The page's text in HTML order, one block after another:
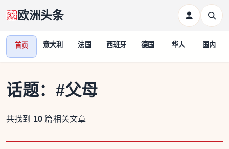
欧洲头条
首页 意大利 法国 西班牙 德国 华人 国内
话题： #父母
共找到 10 篇相关文章